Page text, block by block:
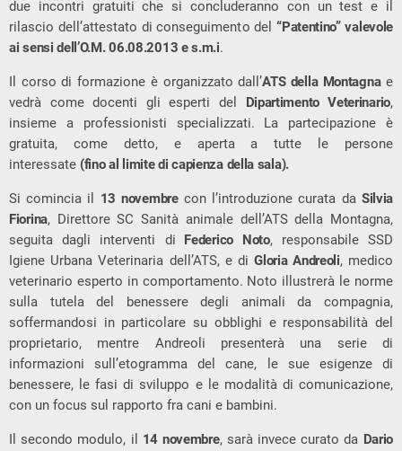
due incontri gratuiti che si concluderanno con un test e il
rilascio dell’attestato di conseguimento del“Patentino” valevole
ai sensi dell’O.M. 06.08.2013 e s.m.i.
Il corso di formazione è organizzato dall’ATS della Montagnae
vedrà come docenti gli esperti del Dipartimento Veterinario,
insieme a professionisti specializzati. La partecipazione è
gratuita, come detto, e aperta a tutte le persone
interessate (fino al limite di capienza della sala).
Si comincia il 13 novembrecon l’introduzione curata da Silvia
Fiorina, Direttore SC Sanità animale dell’ATS della Montagna,
seguita dagli interventi di Federico Noto, responsabile SSD
Igiene Urbana Veterinaria dell’ATS, e diGloria Andreoli, medico
veterinario esperto in comportamento. Noto illustrerà le norme
sulla tutela del benessere degli animali da compagnia,
soffermandosi in particolare su obblighi e responsabilità del
proprietario, mentre Andreoli presenterà una serie di
informazioni sull’etogramma del cane, le sue esigenze di
benessere, le fasi di sviluppo e le modalità di comunicazione,
con un focus sul rapporto fra cani e bambini.
Il secondo modulo, il 14 novembre, sarà invece curato da Dario